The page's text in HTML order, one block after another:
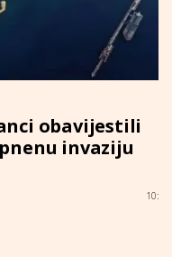
obavijestili
invaziju
10: